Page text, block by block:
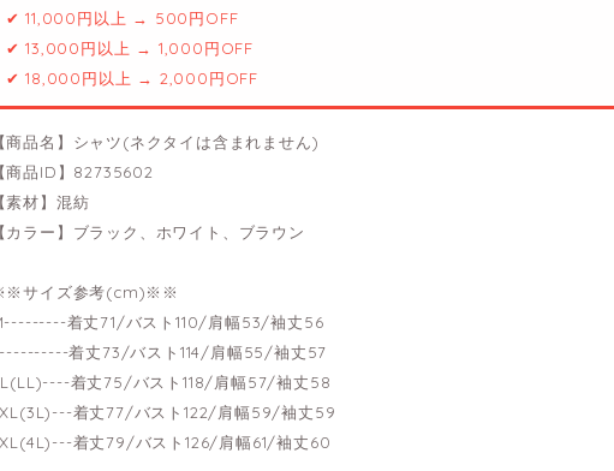
✔ 11,000円以上 → 500円OFF
✔ 13,000円以上 → 1,000円OFF
✔ 18,000円以上 → 2,000円OFF
【商品名】シャツ(ネクタイは含まれません)
【商品ID】82735602
【素材】混紡
【カラー】ブラック、ホワイト、ブラウン
サイズ参考(cm)※※
着丈71/バスト110/肩幅53/袖丈56
着丈73/バスト114/肩幅55/袖丈57
着丈75/バスト118/肩幅57/袖丈58
着丈77/バスト122/肩幅59/袖丈59
着丈79/バスト126/肩幅61/袖丈60